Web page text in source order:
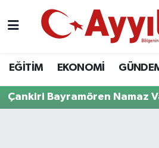
EĞİTİM EKONOMİ
Çankiri Bayramören Namaz